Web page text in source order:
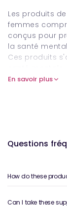
Les produits
femmes
conçus pour
la santé
Ces produits
différentes
revues et des
intentions
tels que les
également
En savoir plus
Questions
How do these
Can I take these